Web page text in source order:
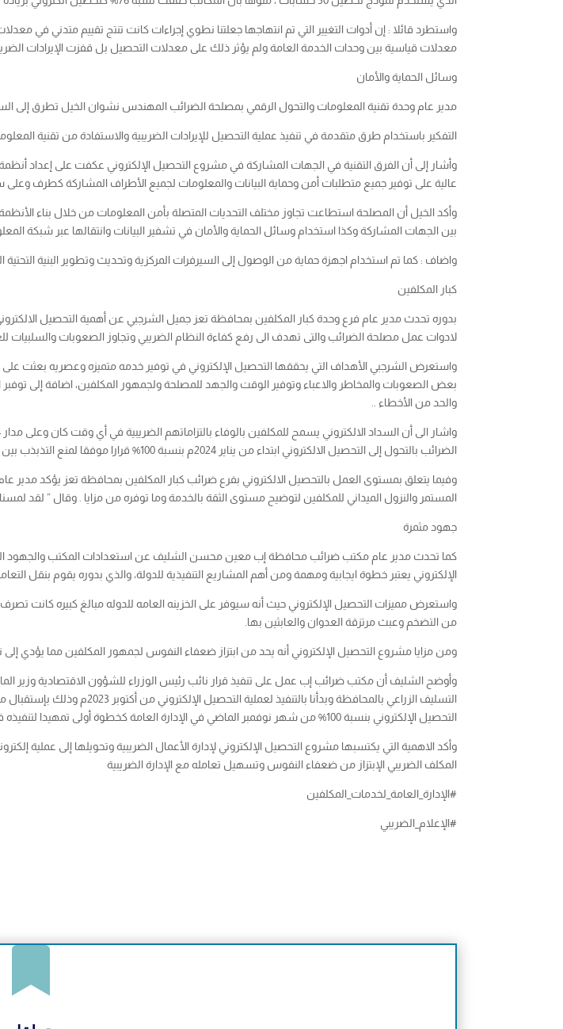
واستطرد قائلا : إن أدوات التغيير التي تم انتهاجها جعلتنا نطوي إجراءات كانت تنتج تقييم متدني في
معدلات قياسية بين وحدات الخدمة العامة ولم يؤثر ذلك على معدلات التحصيل بل قفزت الإيرادات
وسائل الحماية والأمان
مدير عام وحدة تقنية المعلومات والتحول الرقمي بمصلحة الضرائب المهندس نشوان الخيل تطرق إلى
التفكير باستخدام طرق متقدمة في تنفيذ عملية التحصيل للإيرادات الضريبية والاستفادة من تقنية
وأشار إلى أن الفرق التقنية في الجهات المشاركة في مشروع التحصيل الإلكتروني عكفت على إعداد
عالية على توفير جميع متطلبات أمن وحماية البيانات والمعلومات لجميع الأطراف المشاركة كطرف
وأكد الخيل أن المصلحة استطاعت تجاوز مختلف التحديات المتصلة بأمن المعلومات من خلال بناء الأنظمة
بين الجهات المشاركة وكذا استخدام وسائل الحماية والأمان في تشفير البيانات وانتقالها عبر شبكة
واضاف : كما تم استخدام اجهزة حماية من الوصول إلى السيرفرات المركزية وتحديث وتطوير البنية التحتية
كبار المكلفين
بدوره تحدث مدير عام فرع وحدة كبار المكلفين بمحافظة تعز جميل الشرجبي عن أهمية التحصيل
لادوات عمل مصلحة الضرائب والتى تهدف الى رفع كفاءة النظام الضريبي وتجاوز الصعوبات والسلبيات
واستعرض الشرجبي الأهداف التي يحققها التحصيل الإلكتروني في توفير خدمه متميزه وعصريه بعثت على
بعض الصعوبات والمخاطر والاعباء وتوفير الوقت والجهد للمصلحة ولجمهور المكلفين، اضافة إلى
والحد من الأخطاء ..
الضرائب بالتحول إلى التحصيل الالكتروني ابتداء من يناير 2024م بنسبة 100% قرارا موفقا لمنع التذبذب بين التحصيل اليدوي والالكتروني ..
المستمر والنزول الميداني للمكلفين لتوضيح مستوى الثقة بالخدمة وما توفره من مزايا . وقال ” لقد
جهود مثمرة
الإلكتروني يعتبر خطوة ايجابية ومهمة ومن أهم المشاريع التنفيذية للدولة، والذي بدوره يقوم بنقل
واستعرض مميزات التحصيل الإلكتروني حيث أنه سيوفر على الخزينه العامه للدوله مبالغ كبيره كانت
من التضخم وعبث مرتزقة العدوان والعابثين بها.
ومن مزايا مشروع التحصيل الإلكتروني أنه يحد من ابتزاز ضعفاء النفوس لجمهور المكلفين مما يؤدي إلى
وأوضح الشليف أن مكتب ضرائب إب عمل على تنفيذ قرار نائب رئيس الوزراء للشؤون الاقتصادية وزير
التسليف الزراعي بالمحافظة
التحصيل الإلكتروني بنسبة 100% من شهر نوفمبر الماضي في الإدارة العامة كخطوة أولى تمهيدا لتنفيذه في الفروع من بداية يناير 2024م .
وأكد الاهمية التي يكتسبها مشروع التحصيل الإلكتروني لإدارة الأعمال الضريبية وتحويلها إلى عملية
المكلف الضريبي الإبتزاز من ضعفاء النفوس وتسهيل تعامله مع الإدارة الضريبية
#الإدارة_العامة_لخدمات_المكلفين
#الإعلام_الضريبي
